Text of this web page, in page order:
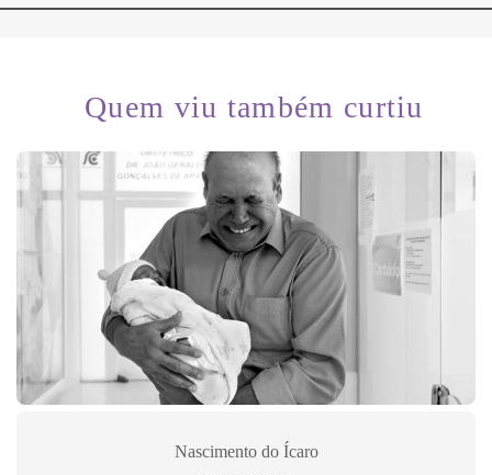
Quem viu também curtiu
Nascimento do Ícaro